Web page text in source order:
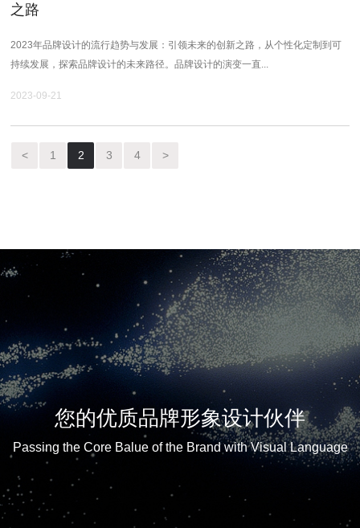
之路
2023年品牌设计的流行趋势与发展：引领未来的创新之路，从个性化定制到可
持续发展，探索品牌设计的未来路径。品牌设计的演变一直...
2023-09-21
< 1 2 3 4 >
您的优质品牌形象设计伙伴
Passing the Core Balue of the Brand with Visual Language